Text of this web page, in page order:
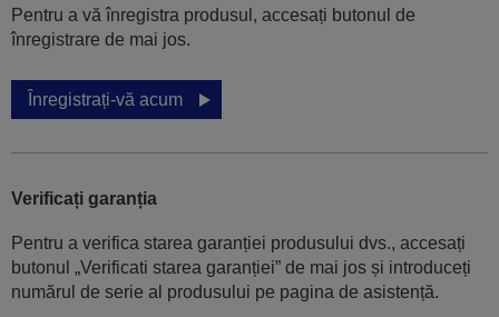
Pentru a vă înregistra produsul, accesați butonul de
înregistrare de mai jos.
Înregistrați-vă acum
Verificați garanția
Pentru a verifica starea garanției produsului dvs., accesați
butonul „Verificati starea garanției” de mai jos și introduceți
numărul de serie al produsului pe pagina de asistență.